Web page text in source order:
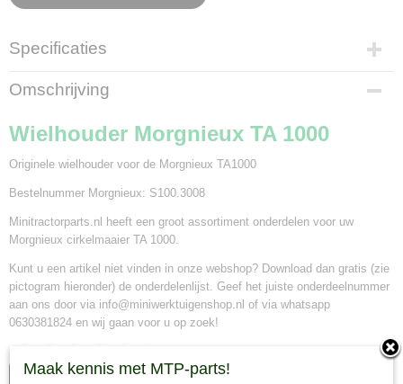
Specificaties
Bruto gewicht
2,50 Kg
Omschrijving
Wielhouder Morgnieux TA 1000
Originele wielhouder voor de Morgnieux TA1000
Bestelnummer Morgnieux: S100.3008
Minitractorparts.nl heeft een groot assortiment onderdelen voor uw
Morgnieux cirkelmaaier TA 1000.
Kunt u een artikel niet vinden in onze webshop? Download dan gratis (zie
pictogram hieronder) de onderdelenlijst. Geef het juiste onderdeelnummer
aan ons door via info@miniwerktuigenshop.nl of via whatsapp
0630381824 en wij gaan voor u op zoek!
Maak kennis met MTP-parts!